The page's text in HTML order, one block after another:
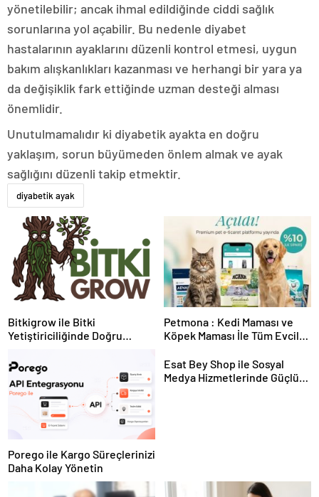
yönetilebilir; ancak ihmal edildiğinde ciddi sağlık
sorunlarına yol açabilir. Bu nedenle diyabet
hastalarının ayaklarını düzenli kontrol etmesi, uygun
bakım alışkanlıkları kazanması ve herhangi bir yara ya
da değişiklik fark ettiğinde uzman desteği alması
önemlidir.
Unutulmamalıdır ki diyabetik ayakta en doğru
yaklaşım, sorun büyümeden önlem almak ve ayak
sağlığını düzenli takip etmektir.
diyabetik ayak
Bitkigrow ile Bitki
Yetiştiriciliğinde Doğru
Petmona : Kedi Maması ve
Köpek Maması İle Tüm Evcil
Porego ile Kargo Süreçlerinizi
Daha Kolay Yönetin
Esat Bey Shop ile Sosyal
Medya Hizmetlerinde Güçlü